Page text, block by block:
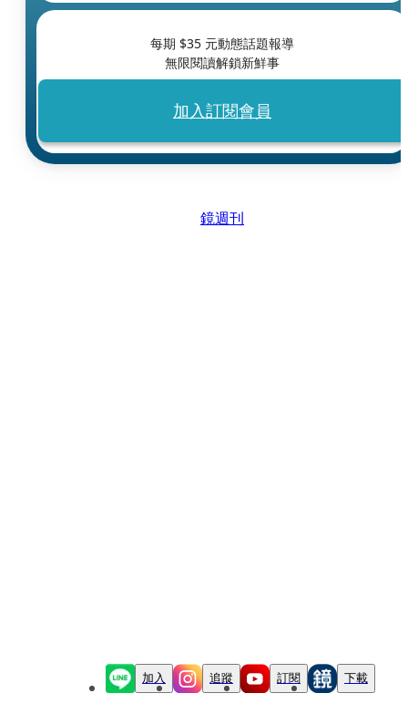
每期 $35 元動態話題報導
無限閱讀解鎖新鮮事
加入訂閱會員
鏡週刊
加入 追蹤 訂閱 下載